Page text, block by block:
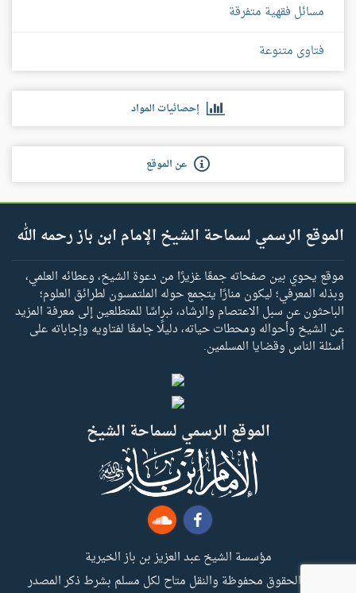
مسائل فقهية متفرقة
فتاوى متنوعة
إحصائيات المواد
عن الموقع
الموقع الرسمي لسماحة الشيخ الإمام ابن باز رحمه الله
موقع يحوي بين صفحاته جمعًا غزيرًا من دعوة الشيخ، وعطائه العلمي،
وبذله المعرفي؛ ليكون منارًا يتجمع حوله الملتمسون لطرائق العلوم؛
الباحثون عن سبل الاعتصام والرشاد، نبراسًا للمتطلعين إلى معرفة المزيد
عن الشيخ وأحواله ومحطات حياته، دليلًا جامعًا لفتاويه وإجاباته على
أسئلة الناس وقضايا المسلمين.
الموقع الرسمي لسماحة الشيخ
مؤسسة الشيخ عبد العزيز بن باز الخيرية
جميع الحقوق محفوظة والنقل متاح لكل مسلم بشرط ذكر المصدر